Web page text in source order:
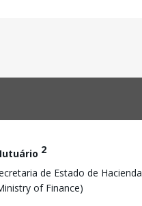
2
de Estado de Hacienda
of Finance)